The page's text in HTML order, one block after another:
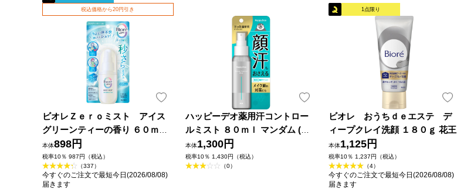
税込価格から20円引き
ビオレＺｅｒｏミスト アイス
グリーンティーの香り ６０ｍＬ
花王
本体898円
税率10％ 987円（税込）
（337）
今すぐのご注文で最短今日(2026/08/08)
届きます
ハッピーデオ薬用汗コントロー
ルミスト ８０ｍｌ マンダム (医
薬部外品)
本体1,300円
税率10％ 1,430円（税込）
（0）
1点限り
ビオレ おうちｄｅエステ デ
ィープクレイ洗顔 １８０ｇ 花王
本体1,125円
税率10％ 1,237円（税込）
（4）
今すぐのご注文で最短今日(2026/08/08)
届きます